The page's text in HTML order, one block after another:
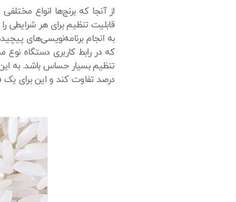
از آنجا که برنج‌ها انواع
قابلیت تنظیم برای هر شرایطی
به انجام برنامه‌نویسی‌های
که در رابط کاربری دستگاه
تنظیم بسیار حساس باشد. به
درصد تفاوت کند و این برای